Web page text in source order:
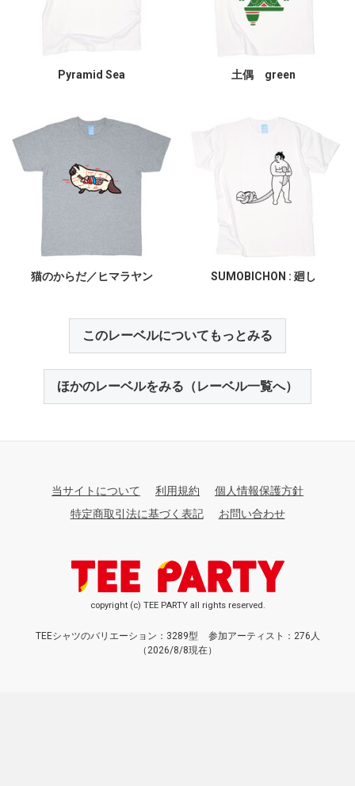
Pyramid Sea 土偶 green
猫のからだ／ヒマラヤン SUMOBICHON : 廻し
このレーベルについてもっとみる
ほかのレーベルをみる（レーベル一覧へ）
当サイトについて 利用規約
個人情報保護方針
特定商取引法に基づく表記
お問い合わせ
copyright (c) TEE PARTY all rights reserved.
TEEシャツのバリエーション：3289型
参加アーティスト：276人
（2026/8/8現在）